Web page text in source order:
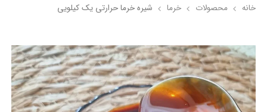
خانه محصولات خرما شیره خرما حرارتی یک کیلویی